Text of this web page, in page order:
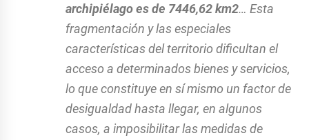
archipiélago es de 7446,62 km2… Esta
fragmentación y las especiales
características del territorio dificultan el
acceso a determinados bienes y servicios,
lo que constituye en sí mismo un factor de
desigualdad hasta llegar, en algunos
casos, a imposibilitar las medidas de